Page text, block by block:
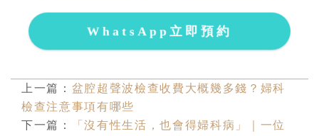
WhatsApp立即預約
上一篇： 盆腔超聲波檢查收費大概幾多錢？婦科
檢查注意事項有哪些
下一篇：
「沒有性生活，也會得婦科病」｜一位